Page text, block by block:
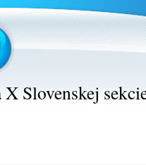
Slovenskej